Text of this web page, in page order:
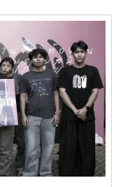
งตนเองSIPOC คือ
โดยย่อมาจากองค์
งมอบ)Inputs (ปัจจัย
ช่วยให้ทีมงานเห็นภาพ
ฝ่ายทำงานสอดรับกัน
านเพื่อให้องค์กรก้าวสู่
:www.mju.ac.th